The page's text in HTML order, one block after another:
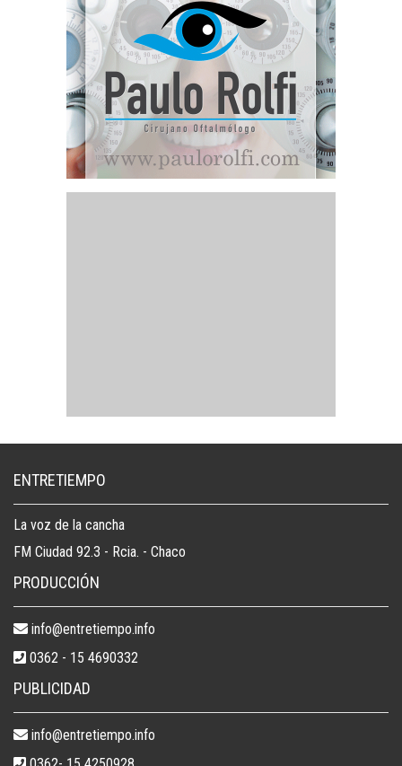
ENTRETIEMPO
La voz de la cancha
FM Ciudad 92.3 - Rcia. - Chaco
PRODUCCIÓN
info@entretiempo.info
0362 - 15 4690332
PUBLICIDAD
info@entretiempo.info